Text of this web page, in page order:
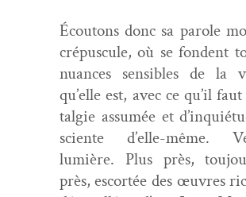
Écou­tons donc sa parole
cré­pus­cule, où se fondent
nuances sen­si­bles de la
qu’elle est, avec ce qu’il
tal­gie assumée et
sciente d’elle-même.
lumière. Plus près,
près, escortée des œuvres